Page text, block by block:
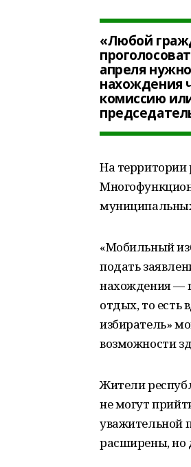
«Любой
апреля
нахождения
комиссию
На территории
«Мобильный
подать
нахождения —
отдых, то есть
избиратель»
возможности
Жители
не могут
уважительной
расширены, но